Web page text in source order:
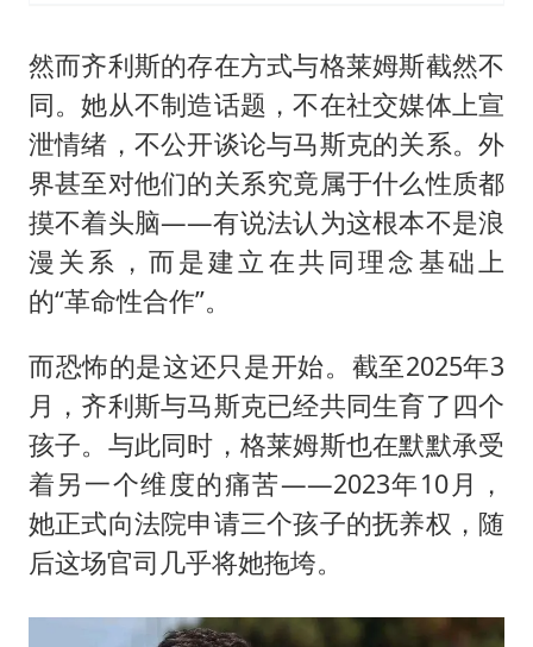
然而齐利斯的存在方式与格莱姆斯截然不
同。她从不制造话题，不在社交媒体上宣
泄情绪，不公开谈论与马斯克的关系。外
界甚至对他们的关系究竟属于什么性质都
摸不着头脑——有说法认为这根本不是浪
漫关系，而是建立在共同理念基础上
的“革命性合作”。
而恐怖的是这还只是开始。截至2025年3
月，齐利斯与马斯克已经共同生育了四个
孩子。与此同时，格莱姆斯也在默默承受
着另一个维度的痛苦——2023年10月，
她正式向法院申请三个孩子的抚养权，随
后这场官司几乎将她拖垮。